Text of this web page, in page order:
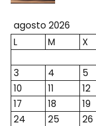
agosto 2026
L
M X
3
4 5
10
11 12
17
18 19
24
25 26